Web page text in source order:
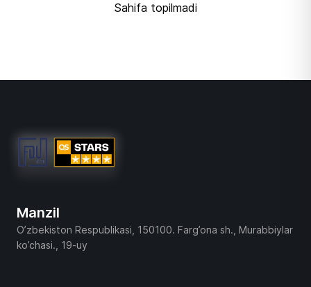
Sahifa topilmadi
Manzil
O’zbekiston Respublikasi, 150100. Farg’ona sh., Murabbiylar
ko’chasi., 19-uy